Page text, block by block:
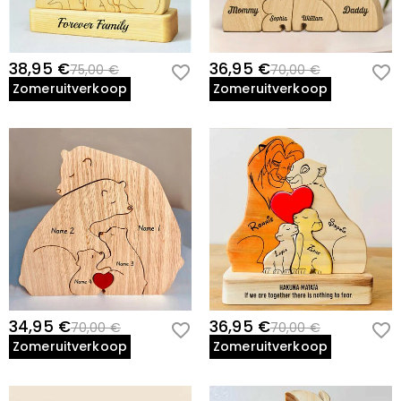
geretourneerd met uw geretourneerde artikel.
38,95 €75,00 €
Zomeruitverkoop
36,95 €70,00 €
Zomeruitverkoop
34,95 €70,00 €
Zomeruitverkoop
36,95 €70,00 €
Zomeruitverkoop